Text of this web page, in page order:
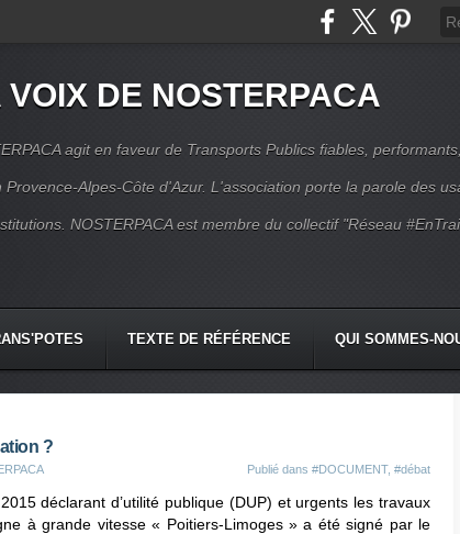
VOIX DE NOSTERPACA
agit en faveur de Transports Publics fiables,
Provence-Alpes-Côte d'Azur. L'association porte la parole des
NOSTERPACA est membre du collectif "Réseau
TEXTE DE RÉFÉRENCE QUI SOMMES-
?
Publié dans #DOCUMENT, #débat
déclarant d’utilité publique (DUP) et urgents les travaux
à grande vitesse « Poitiers-Limoges » a été signé par le